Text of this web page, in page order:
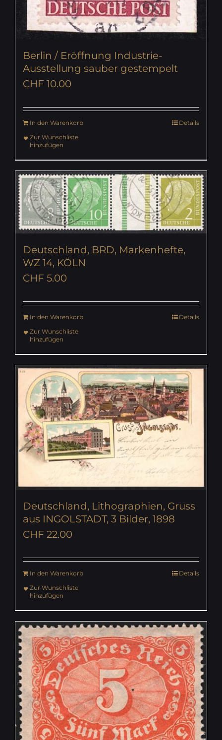
Berlin / Eröffnung Industrie-
Ausstellung sauber gestempelt
CHF 10.00
In den Warenkorb
Details
Zur Wunschliste
hinzufügen
Deutschland, BRD, Markenhefte,
WZ 14, KÖLN
CHF 5.00
In den Warenkorb
Details
Zur Wunschliste
hinzufügen
Deutschland, Lithographien, Gruss
aus INGOLSTADT, 3 Bilder, 1898
CHF 22.00
In den Warenkorb
Details
Zur Wunschliste
hinzufügen